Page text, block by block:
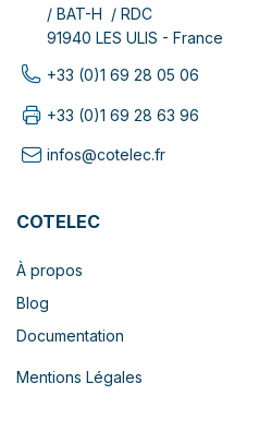
/ BAT-H / RDC
91940 LES ULIS - France
+33 (0)1 69 28 05 06
+33 (0)1 69 28 63 96
infos@cotelec.fr
COTELEC
À propos
Blog
Documentation
Mentions Légales